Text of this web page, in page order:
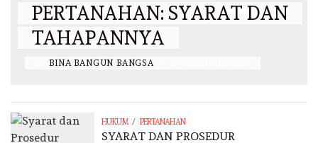
PERTANAHAN: SYARAT DAN
TAHAPANNYA
BINA BANGUN BANGSA
HUKUM / PERTANAHAN
SYARAT DAN PROSEDUR